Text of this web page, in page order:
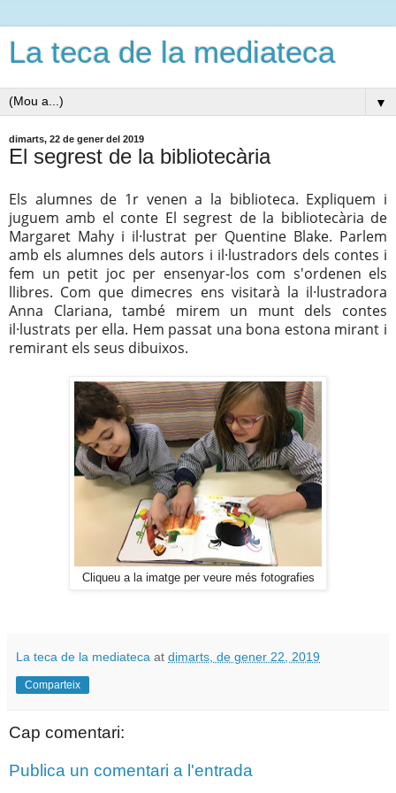
La teca de la mediateca
▼
dimarts, 22 de gener del 2019
El segrest de la bibliotecària
Els alumnes de 1r venen a la biblioteca. Expliquem i
juguem amb el conte El segrest de la bibliotecària de
Margaret Mahy i il·lustrat per Quentine Blake. Parlem
amb els alumnes dels autors i il·lustradors dels contes i
fem un petit joc per ensenyar-los com s'ordenen els
llibres. Com que dimecres ens visitarà la il·lustradora
Anna Clariana, també mirem un munt dels contes
il·lustrats per ella. Hem passat una bona estona mirant i
remirant els seus dibuixos.
Cliqueu a la imatge per veure més fotografies
La teca de la mediateca at dimarts, de gener 22, 2019
Comparteix
Cap comentari:
Publica un comentari a l'entrada